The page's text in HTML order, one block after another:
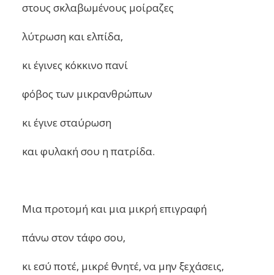
στους σκλαβωμένους μοίραζες
λύτρωση και ελπίδα,
κι έγινες κόκκινο πανί
φόβος των μικρανθρώπων
κι έγινε σταύρωση
και φυλακή σου η πατρίδα.
Μια προτομή και μια μικρή επιγραφή
πάνω στον τάφο σου,
κι εσύ ποτέ, μικρέ θνητέ, να μην ξεχάσεις,